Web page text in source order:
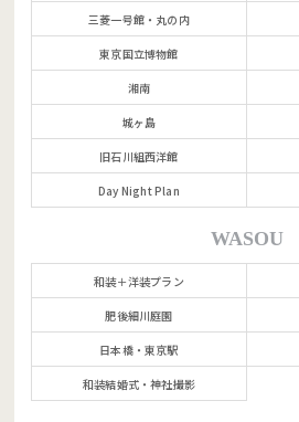
三菱一号館・丸の内
東京国立博物館
湘南
城ヶ島
旧石川組西洋館
Day Night Plan
WASOU
和装＋洋装プラン
肥後細川庭園
日本橋・東京駅
和装結婚式・神社撮影